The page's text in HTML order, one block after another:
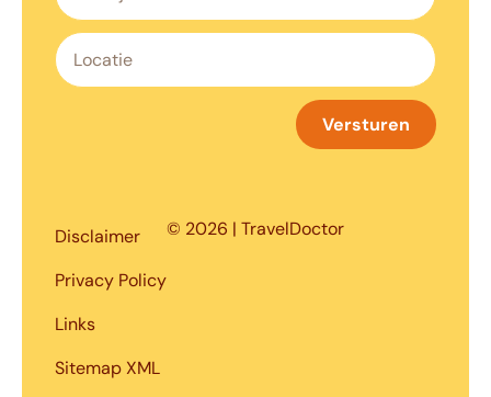
Versturen
Disclaimer
Privacy Policy
Links
Sitemap XML
© 2026 | TravelDoctor